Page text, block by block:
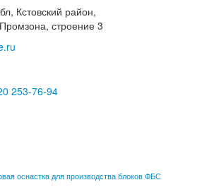
Кстовский район,
строение 3
253-76-94
оснастка для производства блоков ФБС